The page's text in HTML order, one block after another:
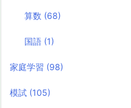
算数 (68)
国語 (1)
家庭学習 (98)
模試 (105)